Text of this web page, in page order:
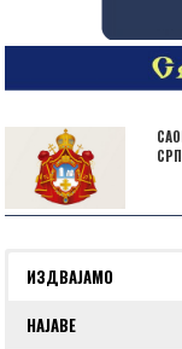
ИЗДВАЈАМО
НАЈАВЕ